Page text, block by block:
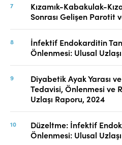
Kızamık-Kabakulak-
Sonrası Gelişen Parotit
İnfektif Endokarditin
Önlenmesi: Ulusal
Diyabetik Ayak Yarası
Tedavisi, Önlenmesi ve
Uzlaşı Raporu, 2024
Düzeltme: İnfektif
Önlenmesi: Ulusal